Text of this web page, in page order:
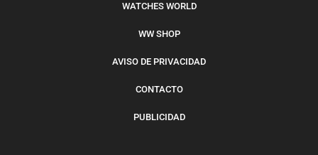
WATCHES WORLD
WW SHOP
AVISO DE PRIVACIDAD
CONTACTO
PUBLICIDAD